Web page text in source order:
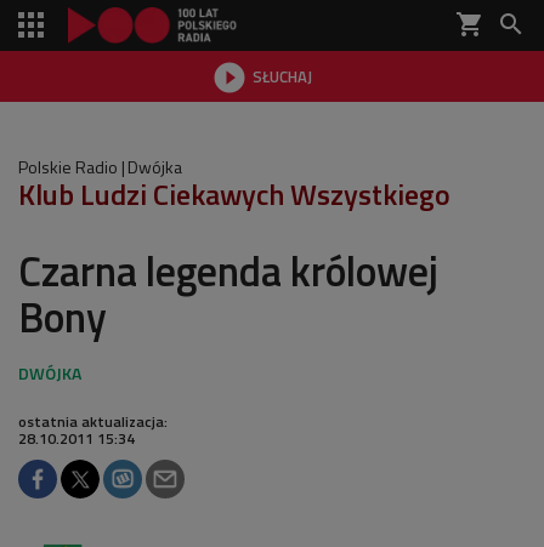
shopping_cart 
 SŁUCHAJ

Polskie Radio Dwójka
Klub Ludzi Ciekawych Wszystkiego
Czarna legenda królowej
Bony
ostatnia aktualizacja:
28.10.2011 15:34